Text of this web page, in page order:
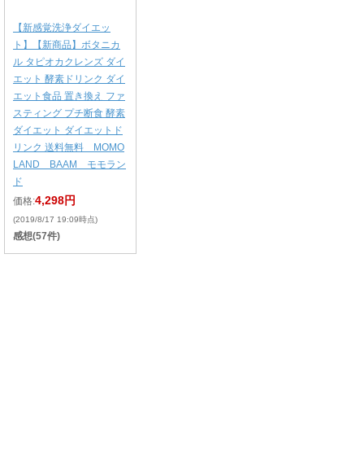
【新感覚洗浄ダイエッ
ト】【新商品】ボタニカ
ル タピオカクレンズ ダイ
エット 酵素ドリンク ダイ
エット食品 置き換え ファ
スティング プチ断食 酵素
ダイエット ダイエットド
リンク 送料無料 MOMO
LAND BAAM モモラン
ド
価格:4,298円
(2019/8/17 19:09時点)
感想(57件)